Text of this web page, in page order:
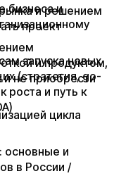
бизнеса и
запуска новых
(стратегия, go-
роста и путь к
и решением
проект
и продуктом,
не приобрести
цикла
основные и
в России /